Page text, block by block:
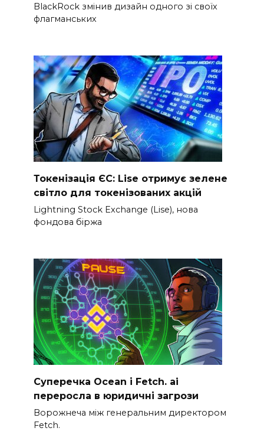
BlackRock змінив дизайн одного зі своїх
флагманських
Токенізація ЄС: Lise отримує зелене
світло для токенізованих акцій
Lightning Stock Exchange (Lise), нова
фондова біржа
Суперечка Ocean і Fetch. ai
переросла в юридичні загрози
Ворожнеча між генеральним директором
Fetch.